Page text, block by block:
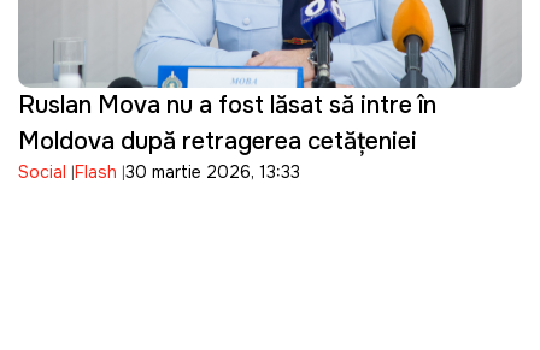
Ruslan Mova nu a fost lăsat să intre în
Moldova după retragerea cetățeniei
Social Flash 30 martie 2026, 13:33